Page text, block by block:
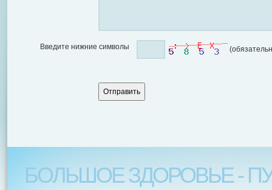
Введите нижние символы
БОЛЬШОЕ ЗДОРОВЬЕ -